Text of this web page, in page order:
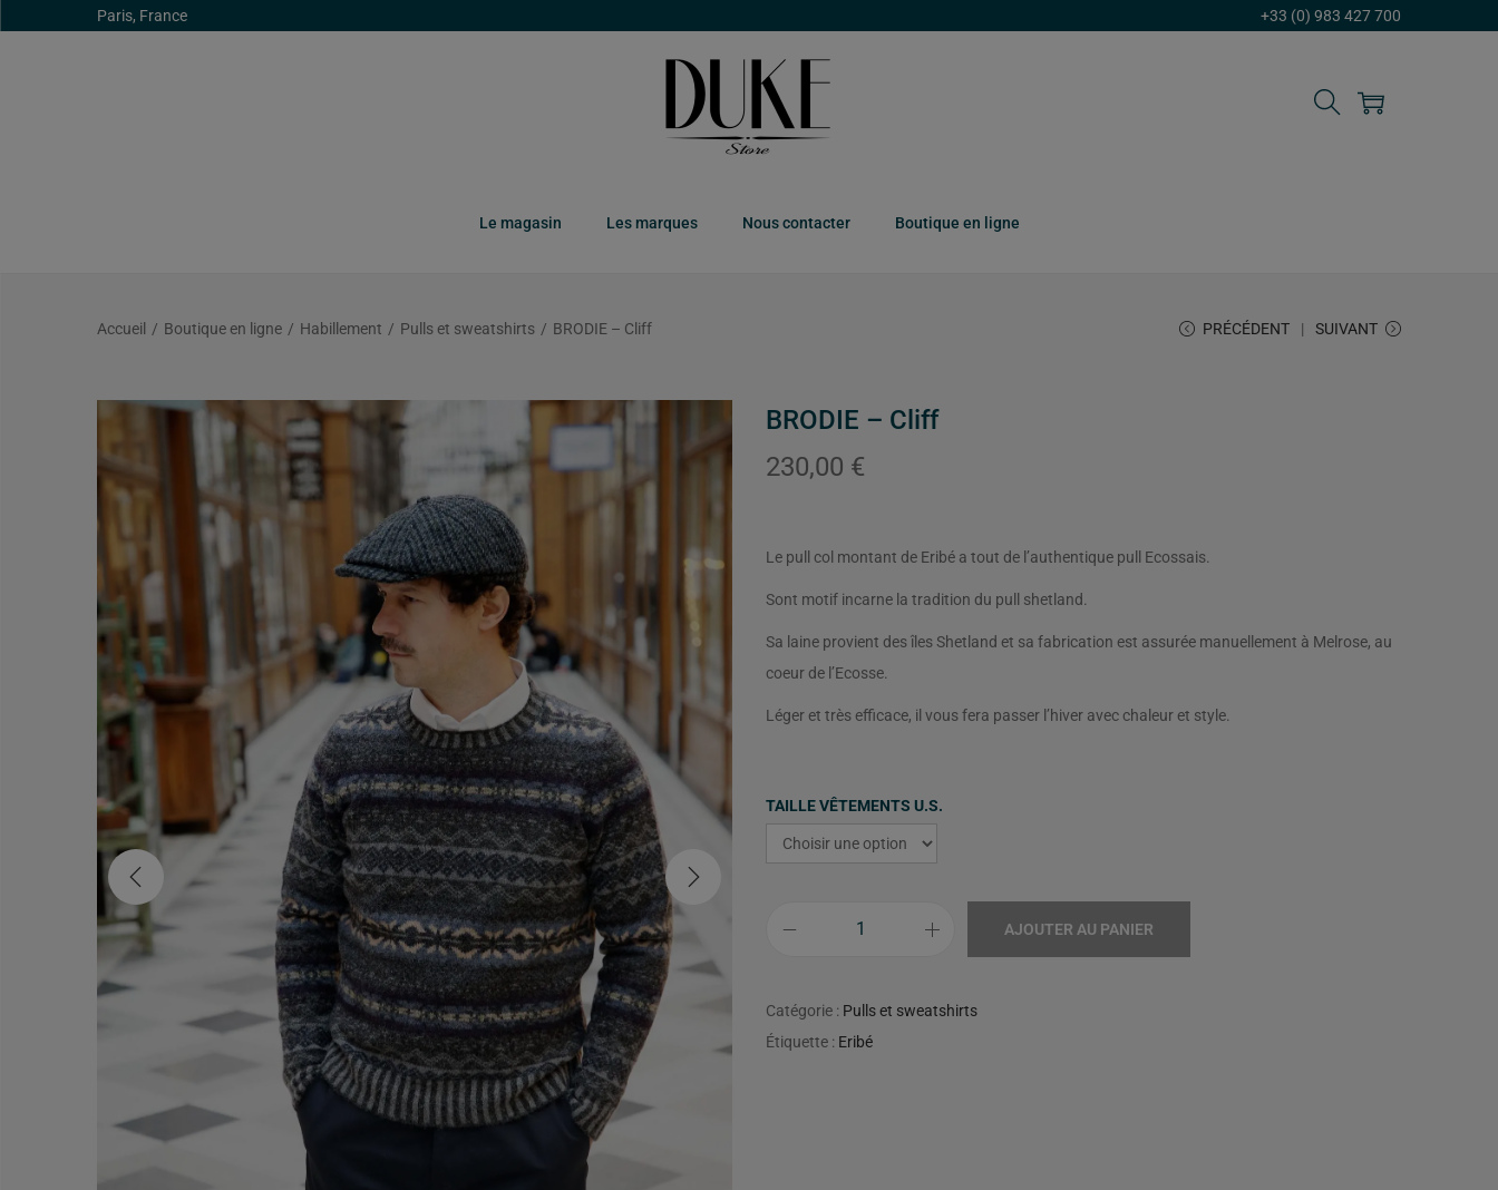
Paris, France +33 (0) 983 427 700
Le magasin Les marques Nous contacter Boutique en ligne
Accueil / Boutique en ligne / Habillement / Pulls et sweatshirts / BRODIE – Cliff PRÉCÉDENT SUIVANT
BRODIE – Cliff
230,00 €
Le pull col montant de Eribé a tout de l’authentique pull Ecossais.
Sont motif incarne la tradition du pull shetland.
Sa laine provient des îles Shetland et sa fabrication est assurée manuellement à Melrose, au
coeur de l’Ecosse.
Léger et très efficace, il vous fera passer l’hiver avec chaleur et style.
TAILLE VÊTEMENTS U.S.
AJOUTER AU PANIER
Catégorie : Pulls et sweatshirts
Étiquette : Eribé